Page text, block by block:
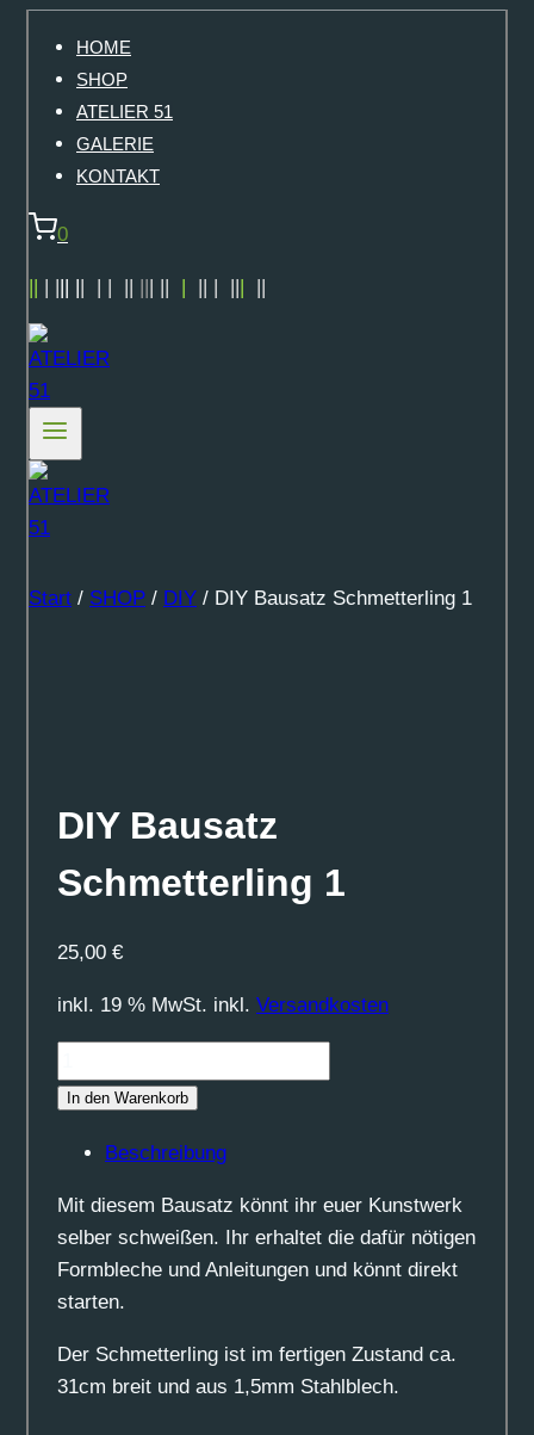
Inhalt
springen
HOME
SHOP
ATELIER 51
GALERIE
KONTAKT
0
Start / SHOP / DIY / DIY Bausatz Schmetterling 1
DIY Bausatz
Schmetterling 1
25,00 €
inkl. 19 % MwSt. inkl. Versandkosten
Bausatz
In den Warenkorb
Beschreibung
Mit diesem Bausatz könnt ihr euer Kunstwerk
selber schweißen. Ihr erhaltet die dafür nötigen
Formbleche und Anleitungen und könnt direkt
starten.
Der Schmetterling ist im fertigen Zustand ca.
31cm breit und aus 1,5mm Stahlblech.